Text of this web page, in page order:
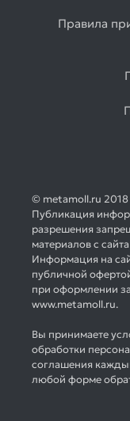
Правила
© metamoll.ru
Публикация
разрешения
материалов с
Информация на
публичной
при оформлении
www.metamoll.ru.
Вы принимаете
обработки
соглашения
любой форме